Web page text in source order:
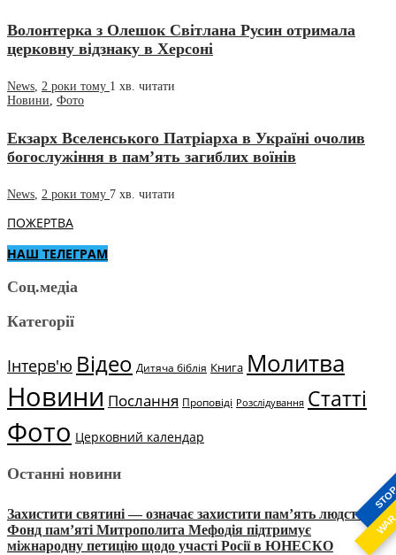
Волонтерка з Олешок Світлана Русин отримала
церковну відзнаку в Херсоні
News 2 роки тому 1 хв. читати
Новини Фото
Екзарх Вселенського Патріарха в Україні очолив
богослужіння в пам’ять загиблих воїнів
News 2 роки тому 7 хв. читати
ПОЖЕРТВА
НАШ ТЕЛЕГРАМ
Соц.медіа
Категорії
Інтерв'ю Відео Дитяча біблія Книга Молитва
Новини Послання Проповіді Розслідування Статті
Фото Церковний календар
Останні новини
Захистити святині — означає захистити пам’ять людства:
Фонд пам’яті Митрополита Мефодія підтримує
міжнародну петицію щодо участі Росії в ЮНЕСКО